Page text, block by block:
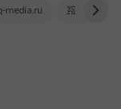
media.ru vc.ru